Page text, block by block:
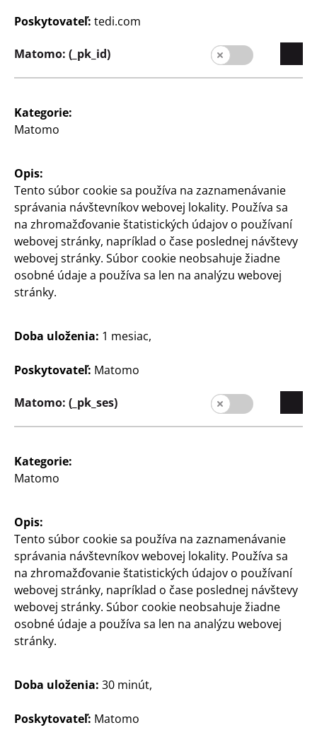
Spoločnosť
Expanzia
Kvalita
Udržateľnosť
Kontakt
Zákazníci
Vyhľadávač pobočiek
Kontakt
Informácia pre zákazníkov
Tiráž
Ochrana údajov
Poskytovateľ: tedi.com
Matomo: (_pk_id)
Kategorie:
Matomo
Opis:
Tento súbor cookie sa používa na zaznamenávanie
správania návštevníkov webovej lokality. Používa sa
na zhromažďovanie štatistických údajov o používaní
webovej stránky, napríklad o čase poslednej návštevy
webovej stránky. Súbor cookie neobsahuje žiadne
osobné údaje a používa sa len na analýzu webovej
stránky.
Doba uloženia: 1 mesiac,
Poskytovateľ: Matomo
Matomo: (_pk_ses)
Kategorie:
Matomo
Opis:
Tento súbor cookie sa používa na zaznamenávanie
správania návštevníkov webovej lokality. Používa sa
na zhromažďovanie štatistických údajov o používaní
webovej stránky, napríklad o čase poslednej návštevy
webovej stránky. Súbor cookie neobsahuje žiadne
osobné údaje a používa sa len na analýzu webovej
stránky.
Doba uloženia: 30 minút,
Poskytovateľ: Matomo